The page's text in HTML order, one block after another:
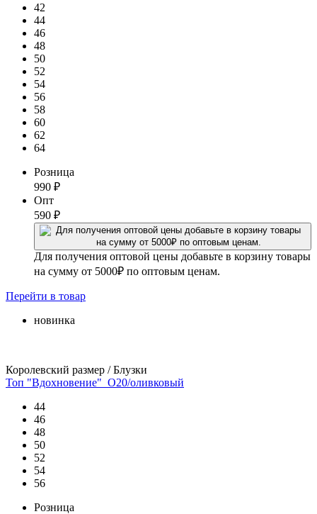
42
44
46
48
50
52
54
56
58
60
62
64
Розница
990 ₽
Опт
590 ₽
Для получения оптовой цены добавьте в корзину товары
на сумму от 5000₽ по оптовым ценам.
Перейти в товар
новинка
Королевский размер / Блузки
Топ "Вдохновение"_О20/оливковый
44
46
48
50
52
54
56
Розница